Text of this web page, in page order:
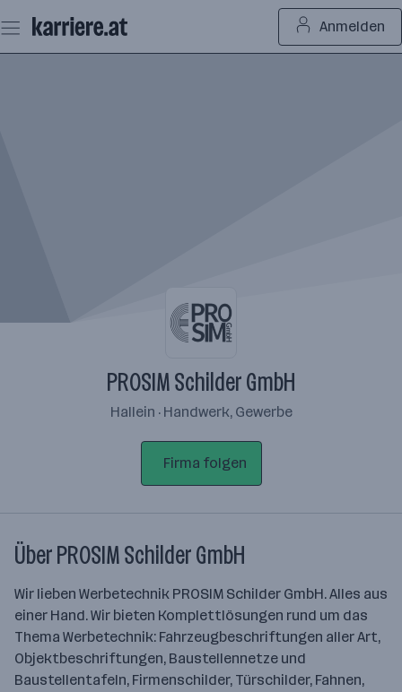
Seiteninhalt
springen
Anmelden
PROSIM Schilder GmbH
Hallein · Handwerk, Gewerbe
Firma folgen
Über PROSIM Schilder GmbH
Wir lieben Werbetechnik PROSIM Schilder GmbH. Alles aus
einer Hand. Wir bieten Komplettlösungen rund um das
Thema Werbetechnik: Fahrzeugbeschriftungen aller Art,
Objektbeschriftungen, Baustellennetze und
Baustellentafeln, Firmenschilder, Türschilder, Fahnen,